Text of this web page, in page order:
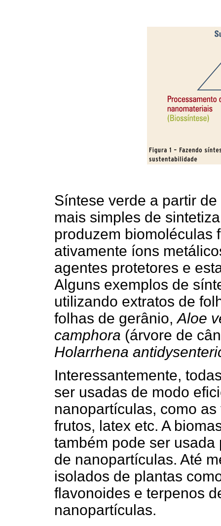
Síntese verde a partir
mais simples de
produzem biomoléculas
ativamente íons
agentes protetores e
Alguns exemplos de
utilizando extratos de
folhas de gerânio,Aloe
camphora (árvore de
Holarrhena
Interessantemente,
ser usadas de modo
nanopartículas, como
frutos, latex etc. A
também pode ser
de nanopartículas. Até
isolados de plantas
flavonoides e terpenos
nanopartículas.